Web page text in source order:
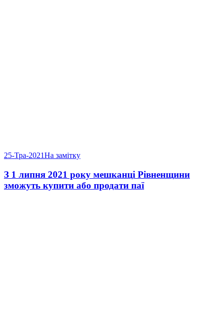
25-Тра-2021На замітку
З 1 липня 2021 року мешканці Рівненщини
зможуть купити або продати паї